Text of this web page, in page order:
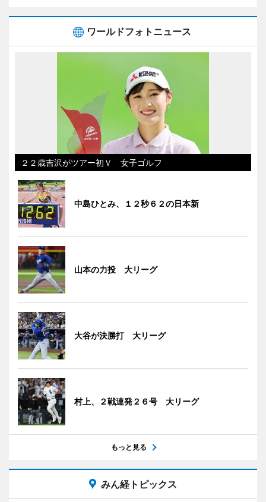
ワールドフォトニュース
２２歳吉沢がツアー初Ｖ 女子ゴルフ
中島ひとみ、１２秒６２の日本新
山本の力投 大リーグ
大谷が決勝打 大リーグ
村上、２戦連発２６号 大リーグ
もっと見る
みん経トピックス